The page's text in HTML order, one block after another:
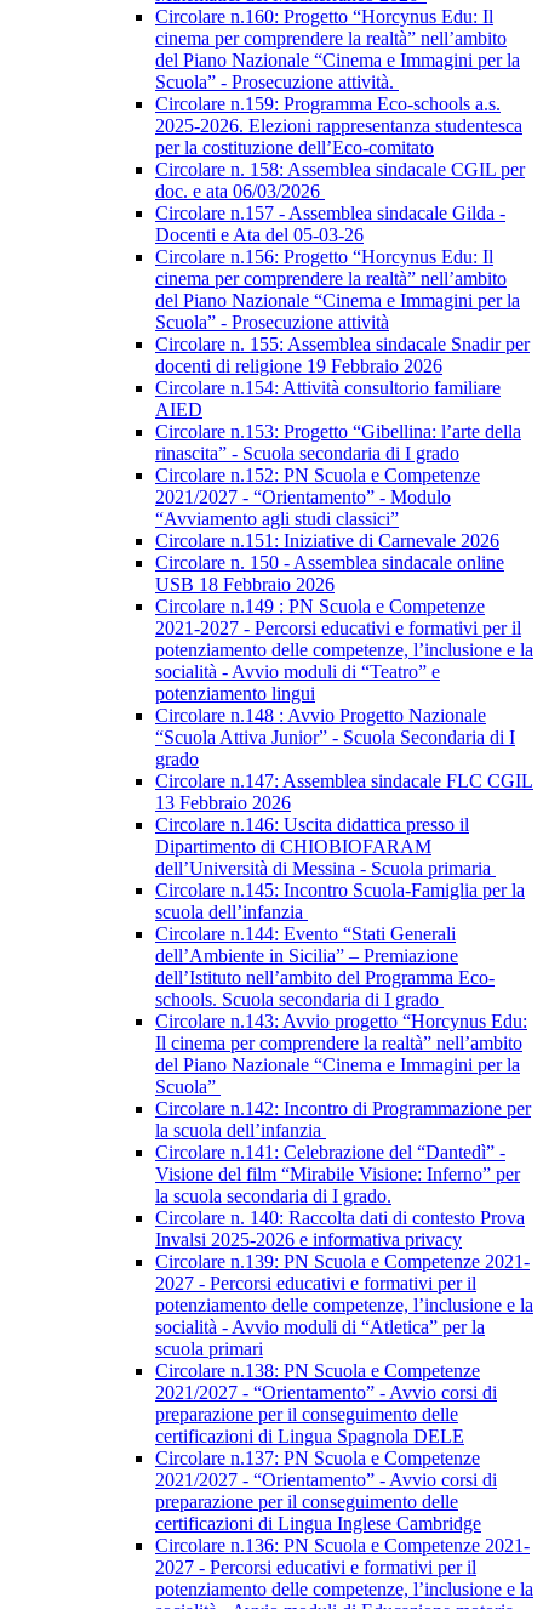
Circolare n.160: Progetto “Horcynus Edu: Il
cinema per comprendere la realtà” nell’ambito
del Piano Nazionale “Cinema e Immagini per la
Scuola” - Prosecuzione attività.
Circolare n.159: Programma Eco-schools a.s.
2025-2026. Elezioni rappresentanza studentesca
per la costituzione dell’Eco-comitato
Circolare n. 158: Assemblea sindacale CGIL per
doc. e ata 06/03/2026
Circolare n.157 - Assemblea sindacale Gilda -
Docenti e Ata del 05-03-26
Circolare n.156: Progetto “Horcynus Edu: Il
cinema per comprendere la realtà” nell’ambito
del Piano Nazionale “Cinema e Immagini per la
Scuola” - Prosecuzione attività
Circolare n. 155: Assemblea sindacale Snadir per
docenti di religione 19 Febbraio 2026
Circolare n.154: Attività consultorio familiare
AIED
Circolare n.153: Progetto “Gibellina: l’arte della
rinascita” - Scuola secondaria di I grado
Circolare n.152: PN Scuola e Competenze
2021/2027 - “Orientamento” - Modulo
“Avviamento agli studi classici”
Circolare n.151: Iniziative di Carnevale 2026
Circolare n. 150 - Assemblea sindacale online
USB 18 Febbraio 2026
Circolare n.149 : PN Scuola e Competenze
2021-2027 - Percorsi educativi e formativi per il
potenziamento delle competenze, l’inclusione e la
socialità - Avvio moduli di “Teatro” e
potenziamento lingui
Circolare n.148 : Avvio Progetto Nazionale
“Scuola Attiva Junior” - Scuola Secondaria di I
grado
Circolare n.147: Assemblea sindacale FLC CGIL
13 Febbraio 2026
Circolare n.146: Uscita didattica presso il
Dipartimento di CHIOBIOFARAM
dell’Università di Messina - Scuola primaria
Circolare n.145: Incontro Scuola-Famiglia per la
scuola dell’infanzia
Circolare n.144: Evento “Stati Generali
dell’Ambiente in Sicilia” – Premiazione
dell’Istituto nell’ambito del Programma Eco-
schools. Scuola secondaria di I grado
Circolare n.143: Avvio progetto “Horcynus Edu:
Il cinema per comprendere la realtà” nell’ambito
del Piano Nazionale “Cinema e Immagini per la
Scuola”
Circolare n.142: Incontro di Programmazione per
la scuola dell’infanzia
Circolare n.141: Celebrazione del “Dantedì” -
Visione del film “Mirabile Visione: Inferno” per
la scuola secondaria di I grado.
Circolare n. 140: Raccolta dati di contesto Prova
Invalsi 2025-2026 e informativa privacy
Circolare n.139: PN Scuola e Competenze 2021-
2027 - Percorsi educativi e formativi per il
potenziamento delle competenze, l’inclusione e la
socialità - Avvio moduli di “Atletica” per la
scuola primari
Circolare n.138: PN Scuola e Competenze
2021/2027 - “Orientamento” - Avvio corsi di
preparazione per il conseguimento delle
certificazioni di Lingua Spagnola DELE
Circolare n.137: PN Scuola e Competenze
2021/2027 - “Orientamento” - Avvio corsi di
preparazione per il conseguimento delle
certificazioni di Lingua Inglese Cambridge
Circolare n.136: PN Scuola e Competenze 2021-
2027 - Percorsi educativi e formativi per il
potenziamento delle competenze, l’inclusione e la